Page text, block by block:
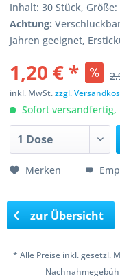
Inhalt: 30 Stück, Größe:
Achtung:
Jahren geeignet,
1,20 € *
inkl. MwSt.zzgl.
Sofort versandfertig,
Merken
zur Übersicht
* Alle Preise inkl. gesetzl.